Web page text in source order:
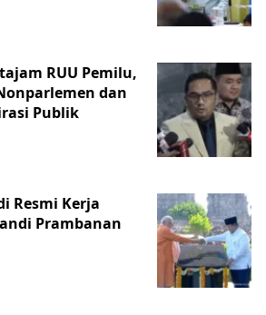
RUU Pemilu,
dan
Publik
Resmi Kerja
Prambanan